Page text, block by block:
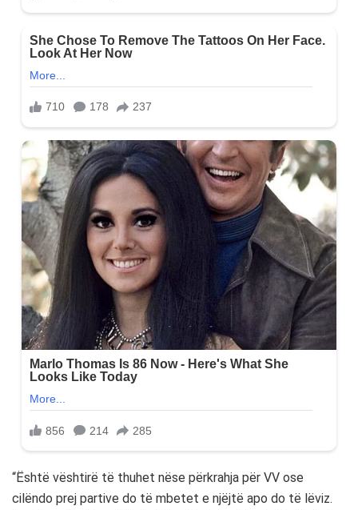
“Është vështirë të thuhet nëse përkrahja për VV ose
cilëndo prej partive do të mbetet e njëjtë apo do të lëviz.